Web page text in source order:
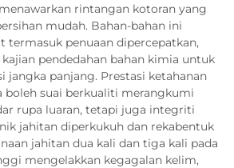
rintangan kotoran yang
mudah. Bahan-bahan ini
termasuk penuaan dipercepatkan,
pendedahan bahan kimia untuk
jangka panjang. Prestasi ketahanan
boleh suai berkualiti merangkumi
rupa luaran, tetapi juga integriti
jahitan diperkukuh dan rekabentuk
jahitan dua kali dan tiga kali pada
mengelakkan kegagalan kelim,